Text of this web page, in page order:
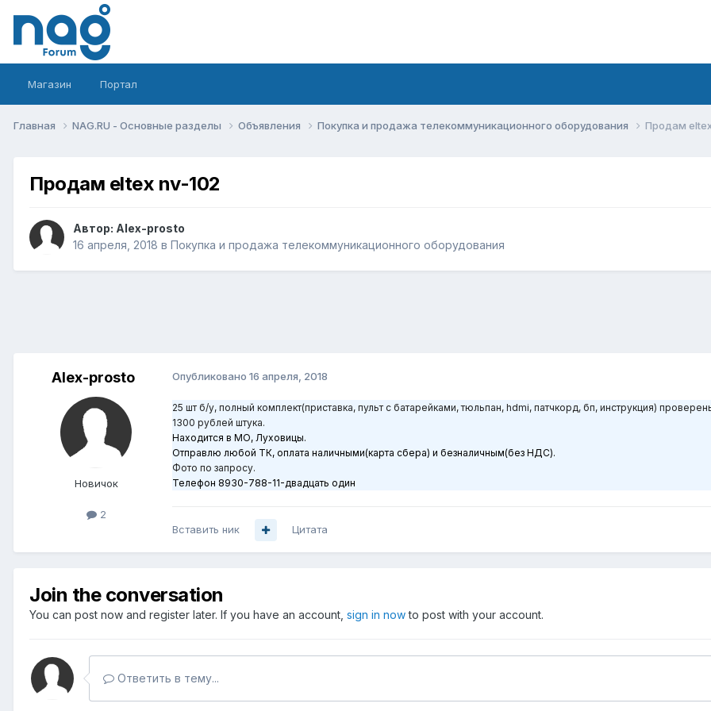
Магазин Портал
Главная NAG.RU - Основные разделы Объявления Покупка и продажа телекоммуникационного оборудования Продам
Продам eltex nv-102
Автор: Alex-prosto
16 апреля, 2018 в Покупка и продажа телекоммуникационного оборудования
Alex-prosto
Новичок
2
Опубликовано 16 апреля, 2018
25 шт б/у, полный комплект(приставка, пульт с батарейками, тюльпан, hdmi, патчкорд, бп, инструкция)
1300 рублей штука.
Находится в МО, Луховицы.
Отправлю любой ТК, оплата наличными(карта сбера) и безналичным(без НДС).
Фото по запросу.
Телефон 8930-788-11-двадцать один
Вставить ник Цитата
Join the conversation
You can post now and register later. If you have an account, sign in nowto post with your account.
Ответить в тему...